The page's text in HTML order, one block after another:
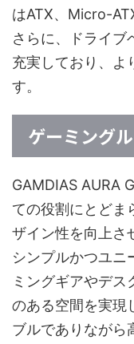
はATX、Micro-
さらに、ドライブ
充実しており、よ
す。
ゲーミング
GAMDIAS AURA
ての役割にとどま
ザイン性を向上さ
シンプルかつユニ
ミングギアやデ
のある空間を実現
ブルでありながら